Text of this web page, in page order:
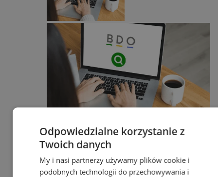
Usługi
Twoi konkurenci już mają BDO. A
Ty?
Odpowiedzialne korzystanie z
Twoich danych
My i nasi partnerzy używamy plików cookie i
podobnych technologii do przechowywania i